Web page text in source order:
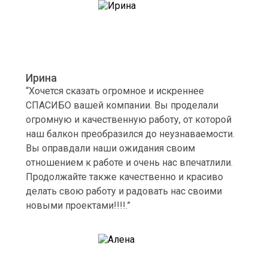
Ирина
“Хочется сказать огромное и искреннее
СПАСИБО вашей компании. Вы проделали
огромную и качественную работу, от которой
наш балкон преобразился до неузнаваемости.
Вы оправдали наши ожидания своим
отношением к работе и очень нас впечатлили.
Продолжайте также качественно и красиво
делать свою работу и радовать нас своими
новыми проектами!!!!.”